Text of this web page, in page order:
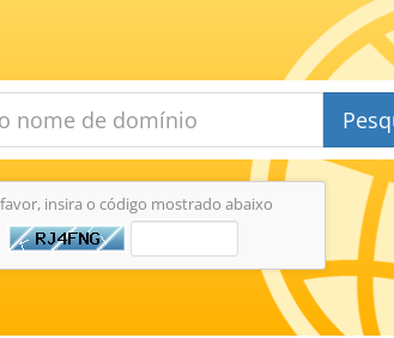
insira o código mostrado abaixo